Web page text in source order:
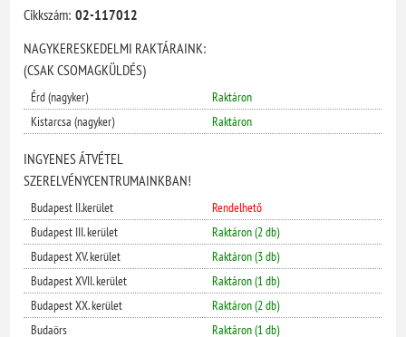
Cikkszám: 02-117012
NAGYKERESKEDELMI RAKTÁRAINK:
(CSAK CSOMAGKÜLDÉS)
Érd (nagyker)
Raktáron
Kistarcsa (nagyker)
Raktáron
INGYENES ÁTVÉTEL
SZERELVÉNYCENTRUMAINKBAN!
Budapest II.kerület
Rendelhető
Budapest III. kerület
Raktáron (2 db)
Budapest XV. kerület
Raktáron (3 db)
Budapest XVII. kerület
Raktáron (1 db)
Budapest XX. kerület
Raktáron (2 db)
Budaörs
Raktáron (1 db)